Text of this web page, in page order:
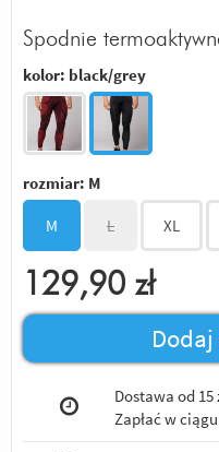
Spodnie
kolor: black/grey
rozmiar: M
M L XL
129,90 zł
Dostawa od 15
Zapłać w ciągu